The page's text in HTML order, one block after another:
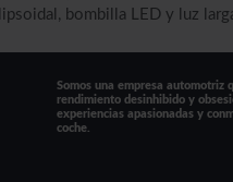
bombilla LED y luz
Somos una empresa automotriz
rendimiento desinhibido y
experiencias apasionadas y
coche.